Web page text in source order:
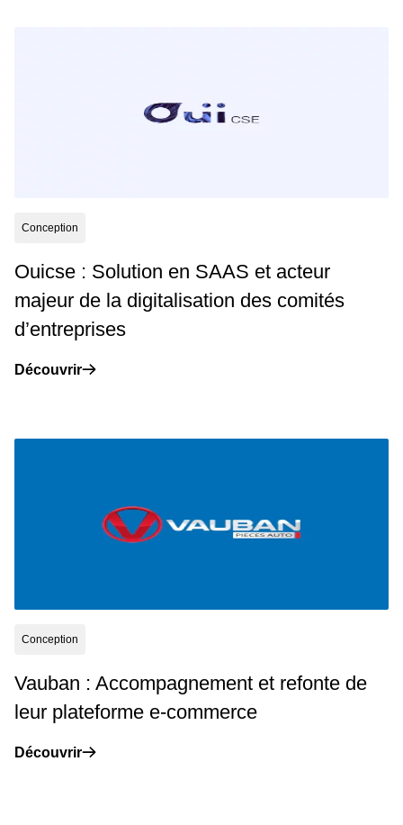
Conception
Ouicse : Solution en SAAS et acteur
majeur de la digitalisation des comités
d’entreprises
Découvrir
Conception
Vauban : Accompagnement et refonte de
leur plateforme e-commerce
Découvrir